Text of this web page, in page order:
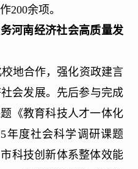
200余项。
河南经济社会高质量发
地合作，强化资政建言
会发展。先后参与完成
《教育科技人才一体化
年度社会科学调研课题
科技创新体系整体效能